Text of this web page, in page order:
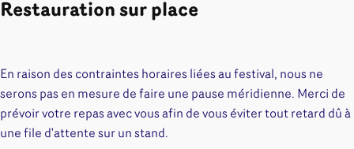
Restauration sur place
En raison des contraintes horaires liées au festival, nous ne
serons pas en mesure de faire une pause méridienne. Merci de
prévoir votre repas avec vous afin de vous éviter tout retard dû à
une file d'attente sur un stand.